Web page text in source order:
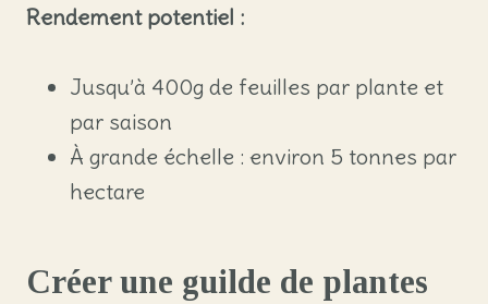
Rendement potentiel :
Jusqu’à 400g de feuilles par plante et
par saison
À grande échelle : environ 5 tonnes par
hectare
Créer une guilde de plantes